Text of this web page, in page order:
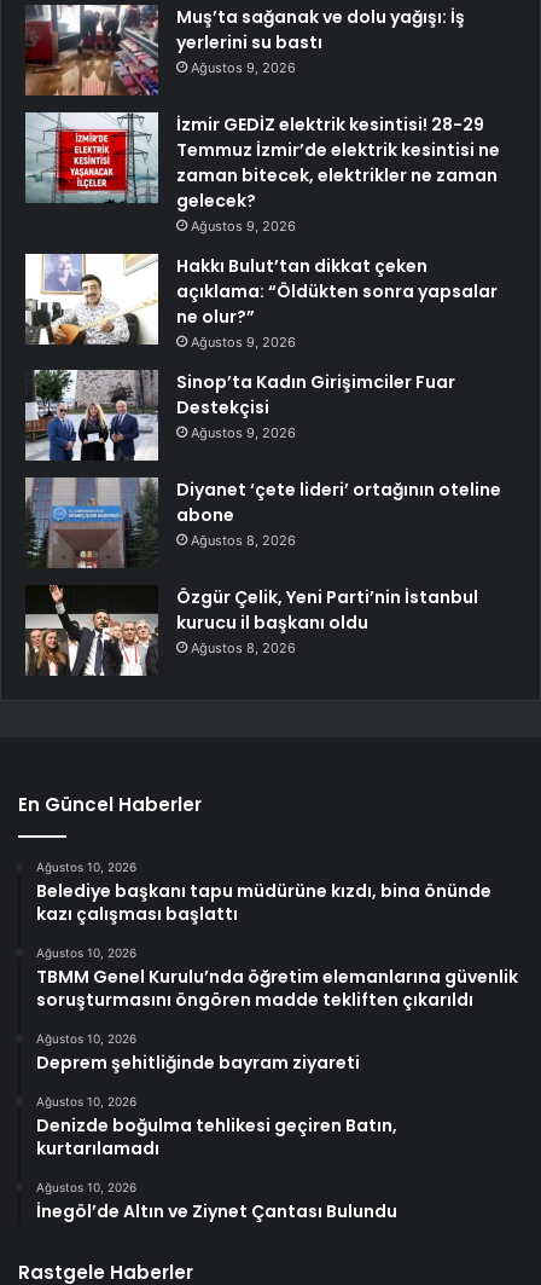
Muş’ta sağanak ve dolu yağışı: İş
yerlerini su bastı
Ağustos 9, 2026
İzmir GEDİZ elektrik kesintisi! 28-29
Temmuz İzmir’de elektrik kesintisi ne
zaman bitecek, elektrikler ne zaman
gelecek?
Ağustos 9, 2026
Hakkı Bulut’tan dikkat çeken
açıklama: “Öldükten sonra yapsalar
ne olur?”
Ağustos 9, 2026
Sinop’ta Kadın Girişimciler Fuar
Destekçisi
Ağustos 9, 2026
Diyanet ‘çete lideri’ ortağının oteline
abone
Ağustos 8, 2026
Özgür Çelik, Yeni Parti’nin İstanbul
kurucu il başkanı oldu
Ağustos 8, 2026
En Güncel Haberler
Ağustos 10, 2026
Belediye başkanı tapu müdürüne kızdı, bina önünde
kazı çalışması başlattı
Ağustos 10, 2026
TBMM Genel Kurulu’nda öğretim elemanlarına güvenlik
soruşturmasını öngören madde tekliften çıkarıldı
Ağustos 10, 2026
Deprem şehitliğinde bayram ziyareti
Ağustos 10, 2026
Denizde boğulma tehlikesi geçiren Batın,
kurtarılamadı
Ağustos 10, 2026
İnegöl’de Altın ve Ziynet Çantası Bulundu
Rastgele Haberler